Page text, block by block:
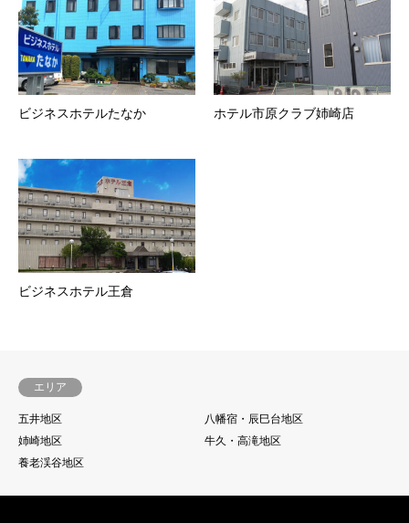
ビジネスホテルたなか ホテル市原クラブ姉崎店
ビジネスホテル王倉
エリア
五井地区
八幡宿・辰巳台地区
姉崎地区
牛久・高滝地区
養老渓谷地区